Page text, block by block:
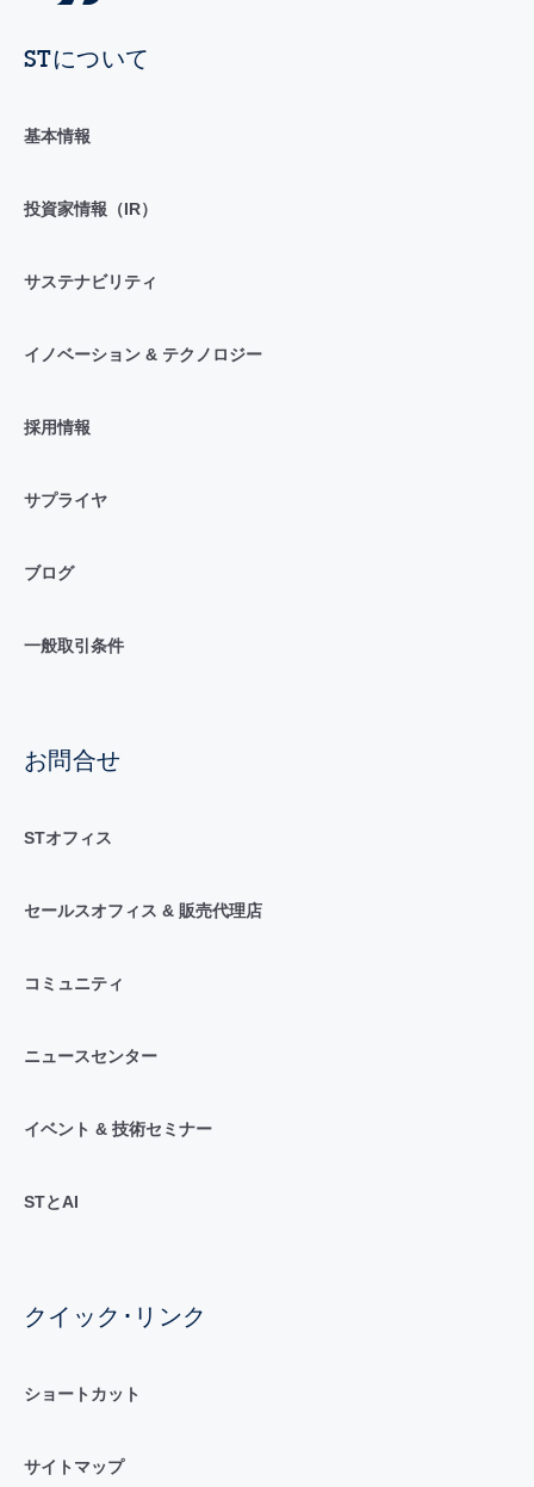
STについて
基本情報
投資家情報（IR）
サステナビリティ
イノベーション & テクノロジー
採用情報
サプライヤ
ブログ
一般取引条件
お問合せ
STオフィス
セールスオフィス & 販売代理店
コミュニティ
ニュースセンター
イベント & 技術セミナー
STとAI
クイック･リンク
ショートカット
サイトマップ